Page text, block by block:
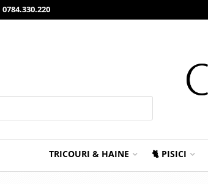
0784.330.220
TRICOURI & HAINE 🐈 PISICI